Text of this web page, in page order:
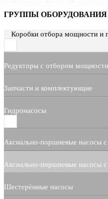
ГРУППЫ ОБОРУДОВАНИЯ
Коробки отбора мощности и
Редукторы с отбором мощности
Запчасти и комплектующие
Гидронасосы
Аксиально-поршневые насосы
Аксиально-поршневые насосы
Шестерённые насосы